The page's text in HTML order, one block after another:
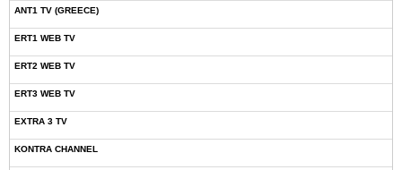
ANT1 TV (GREECE)
ERT1 WEB TV
ERT2 WEB TV
ERT3 WEB TV
EXTRA 3 TV
KONTRA CHANNEL